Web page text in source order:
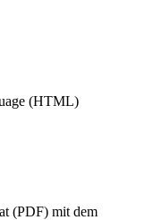
(HTML)
(PDF) mit dem